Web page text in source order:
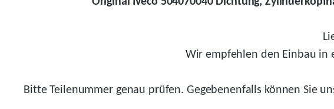
Wir empfehlen den Einbau in
Bitte Teilenummer genau prüfen. Gegebenenfalls können Sie